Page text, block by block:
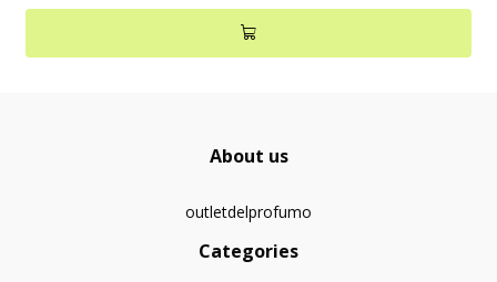
About us
outletdelprofumo
Categories